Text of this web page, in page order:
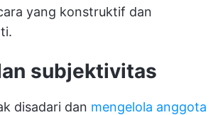
yang konstruktif dan
subjektivitas
disadari dan mengelola anggota